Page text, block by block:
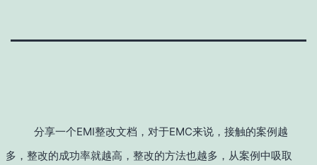
分享一个EMI整改文档，对于EMC来说，接触的案例越
多，整改的成功率就越高，整改的方法也越多，从案例中吸取